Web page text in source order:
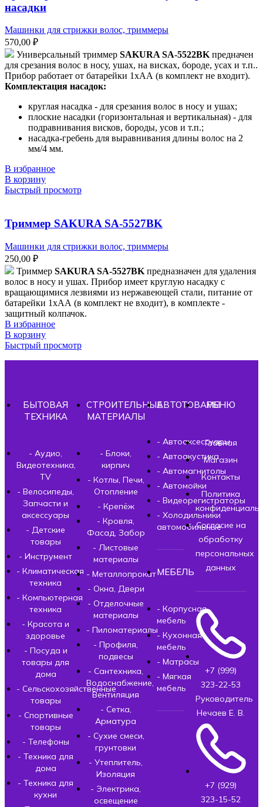
насадки
Машинки для стрижки волос, триммеры
570,00 ₽
Универсальный триммер SAKURA SA-5522BKпредначен
для срезания волос в носу, ушах, на висках, бороде, усах и т.п..
Прибор работает от батарейки 1хАА (в комплект не входит).
Комплектация насадок:
круглая насадка - для срезания волос в носу и ушах;
плоские насадки (горизонтальная и вертикальная) - для
подравнивания висков, бороды, усов и т.п.;
насадка-гребень для выравнивания длины волос на 2
мм/4 мм.
В избранное
В корзину
Быстрый просмотр
Триммер SAKURA SA-5527BK
Машинки для стрижки волос, триммеры
250,00 ₽
Триммер SAKURA SA-5527BK предназначен для удаления
волос в носу и ушах. Прибор имеет круглую насадку с
вращающимися лезвиями из нержавеющей стали, питание от
батарейки 1хАА (в комплект не входит), в комплекте -
защитный колпачок.
В избранное
В корзину
Быстрый просмотр
БЫТОВАЯ
ТЕХНИКА
- Аудио,
Видеотехника,
TV
- Велосипеды,
Запчасти и
аксессуары
- Детские
товары
- Инструмент
- Климатическая
техника
- Компьютерная
техника
- Красота и
здоровье
- Посуда и
товары для
дома
- Сельскохозяйственные
товары
- Спортивные
товары
- Телефоны
- Техника для
дома
- Техника для
кухни
СТРОИТЕЛЬНЫЕ
МАТЕРИАЛЫ
- Блоки,
кирпич
- Котлы, Печи,
Отопление
- Крепёж
- Кровля,
Фасад, Забор
- Листовые
материалы
- Металлопрокат
- Окна, Двери
- Отделочные
материалы
- Пиломатериалы
- Профиля,
подвесы
- Сантехника,
Водоснабжение,
Вентиляция
- Сетка,
Арматура
- Сухие смеси,
грунтовки
- Утеплитель,
Изоляция
- Электрика,
освещение
АВТОТОВАРЫ
- Автоаксессуары
- Автоакустика
- Автомагнитолы
- Автомойки
- Видеорегистраторы
- Холодильники
автомобильные
МЕБЕЛЬ
- Корпусная
мебель
- Кухонная
мебель
- Матрасы
- Мягкая
мебель
МЕНЮ
Главная
Магазин
Контакты
Политика
Согласие на
обработку
персональных
данных
+7 (999)
323-22-53
Руководитель
Нечаев Е. В.
+7 (929)
323-15-52